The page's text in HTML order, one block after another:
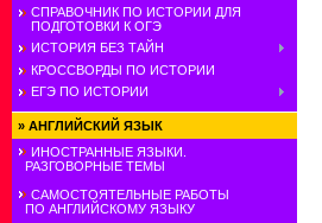
СПРАВОЧНИК ПО ИСТОРИИ ДЛЯ
ПОДГОТОВКИ К ОГЭ
ИСТОРИЯ БЕЗ ТАЙН
КРОССВОРДЫ ПО ИСТОРИИ
ЕГЭ ПО ИСТОРИИ
» АНГЛИЙСКИЙ ЯЗЫК
ИНОСТРАННЫЕ ЯЗЫКИ.
РАЗГОВОРНЫЕ ТЕМЫ
САМОСТОЯТЕЛЬНЫЕ РАБОТЫ
ПО АНГЛИЙСКОМУ ЯЗЫКУ